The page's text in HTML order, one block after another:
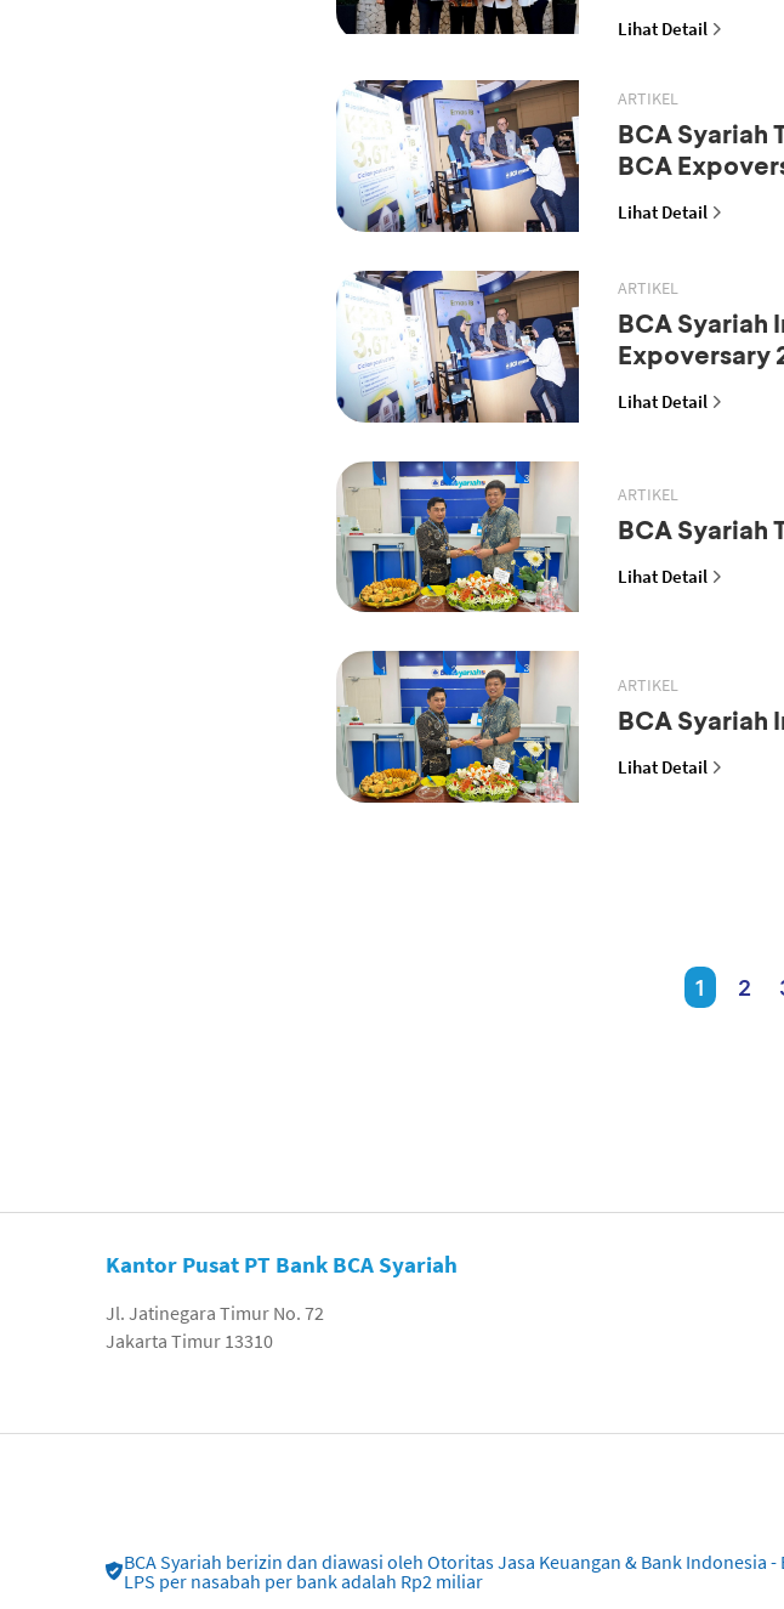
Lihat Detail
ARTIKEL
BCA Syariah
BCA
Lihat Detail
ARTIKEL
BCA Syariah
Expoversary
Lihat Detail
ARTIKEL
BCA Syariah
Lihat Detail
ARTIKEL
BCA Syariah
Lihat Detail
1 2
Kantor Pusat PT Bank BCA Syariah
Jl. Jatinegara Timur No. 72
Jakarta Timur 13310
BCA Syariah berizin dan diawasi oleh Otoritas Jasa Keuangan & Bank
LPS per nasabah per bank adalah Rp2 miliar